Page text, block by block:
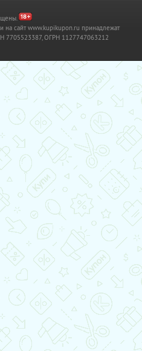
на сайт www.kupikupon.ru принадлежат
7705523387, ОГРН 1127747063212